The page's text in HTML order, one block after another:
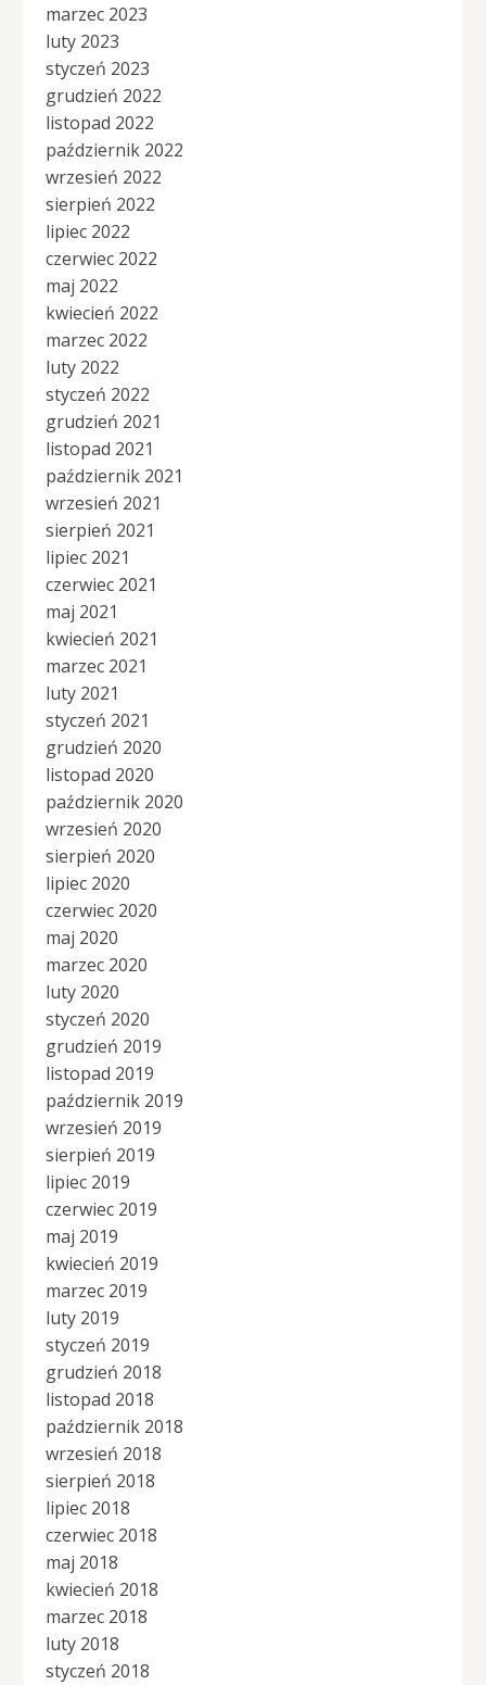
marzec 2023
luty 2023
styczeń 2023
grudzień 2022
listopad 2022
październik 2022
wrzesień 2022
sierpień 2022
lipiec 2022
czerwiec 2022
maj 2022
kwiecień 2022
marzec 2022
luty 2022
styczeń 2022
grudzień 2021
listopad 2021
październik 2021
wrzesień 2021
sierpień 2021
lipiec 2021
czerwiec 2021
maj 2021
kwiecień 2021
marzec 2021
luty 2021
styczeń 2021
grudzień 2020
listopad 2020
październik 2020
wrzesień 2020
sierpień 2020
lipiec 2020
czerwiec 2020
maj 2020
marzec 2020
luty 2020
styczeń 2020
grudzień 2019
listopad 2019
październik 2019
wrzesień 2019
sierpień 2019
lipiec 2019
czerwiec 2019
maj 2019
kwiecień 2019
marzec 2019
luty 2019
styczeń 2019
grudzień 2018
listopad 2018
październik 2018
wrzesień 2018
sierpień 2018
lipiec 2018
czerwiec 2018
maj 2018
kwiecień 2018
marzec 2018
luty 2018
styczeń 2018